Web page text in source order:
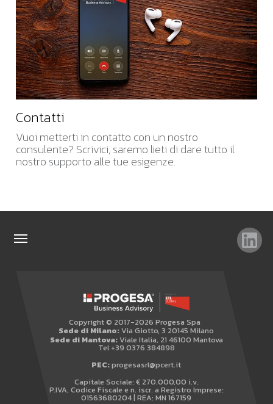
Contatti
Vuoi metterti in contatto con un nostro
consulente? Scrivici, saremo lieti di dare tutto il
nostro supporto alle tue esigenze.
AREA RISERVATA
WHISTLEBLOWING
Copyright © 2017-2026 Progesa Spa
Sede di Milano:Via Giotto, 3 20145 Milano
Sede di Mantova:Viale Italia, 21 46100 Mantova
Tel +39 0376 384898
PEC:progesasrl@pcert.it
Capitale Sociale: € 270.000,00 i.v.
P.IVA, Codice Fiscale e n. iscr. a Registro Imprese:
01563680204 | REA: MN 167159